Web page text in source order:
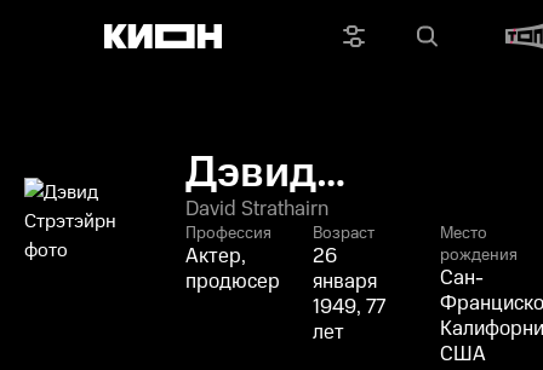
Дэвид
Стрэтэйрн
David Strathairn
Профессия
Актер,
продюсер
Возраст
26
января
1949, 77
лет
Место
рождения
Сан-
США